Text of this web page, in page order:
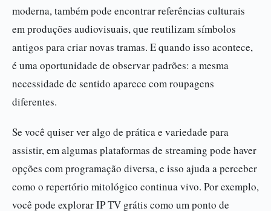
moderna, também pode encontrar referências culturais
em produções audiovisuais, que reutilizam símbolos
antigos para criar novas tramas. E quando isso acontece,
é uma oportunidade de observar padrões: a mesma
necessidade de sentido aparece com roupagens
diferentes.
Se você quiser ver algo de prática e variedade para
assistir, em algumas plataformas de streaming pode haver
opções com programação diversa, e isso ajuda a perceber
como o repertório mitológico continua vivo. Por exemplo,
você pode explorar IP TV grátis como um ponto de